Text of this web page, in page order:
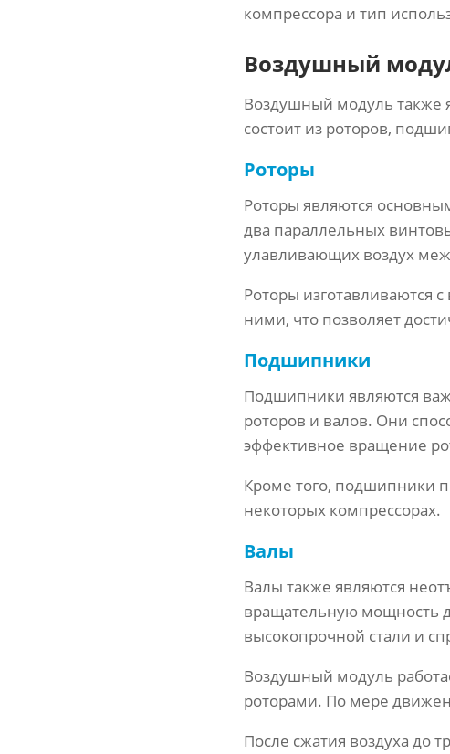
компрессора и тип
Воздушный
Воздушный модуль также
состоит из роторов,
Роторы
Роторы являются
два параллельных
улавливающих воздух
Роторы изготавливаются
ними, что позволяет
Подшипники
Подшипники являются
роторов и валов. Они
эффективное вращение
Кроме того, подшипники
некоторых компрессорах.
Валы
Валы также являются
вращательную мощность
высокопрочной стали и
Воздушный модуль
роторами. По мере
После сжатия воздуха до